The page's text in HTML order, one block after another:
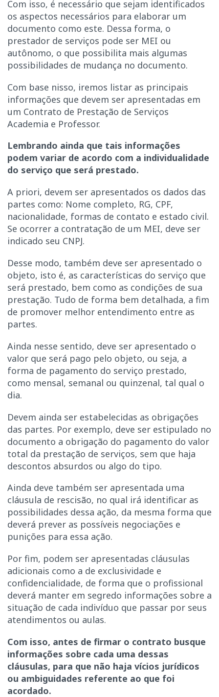
Com isso, é necessário que sejam identificados
os aspectos necessários para elaborar um
documento como este. Dessa forma, o
prestador de serviços pode ser MEI ou
autônomo, o que possibilita mais algumas
possibilidades de mudança no documento.
Com base nisso, iremos listar as principais
informações que devem ser apresentadas em
um Contrato de Prestação de Serviços
Academia e Professor.
Lembrando ainda que tais informações
podem variar de acordo com a individualidade
do serviço que será prestado.
A priori, devem ser apresentados os dados das
partes como: Nome completo, RG, CPF,
nacionalidade, formas de contato e estado civil.
Se ocorrer a contratação de um MEI, deve ser
indicado seu CNPJ.
Desse modo, também deve ser apresentado o
objeto, isto é, as características do serviço que
será prestado, bem como as condições de sua
prestação. Tudo de forma bem detalhada, a fim
de promover melhor entendimento entre as
partes.
Ainda nesse sentido, deve ser apresentado o
valor que será pago pelo objeto, ou seja, a
forma de pagamento do serviço prestado,
como mensal, semanal ou quinzenal, tal qual o
dia.
Devem ainda ser estabelecidas as obrigações
das partes. Por exemplo, deve ser estipulado no
documento a obrigação do pagamento do valor
total da prestação de serviços, sem que haja
descontos absurdos ou algo do tipo.
Ainda deve também ser apresentada uma
cláusula de rescisão, no qual irá identificar as
possibilidades dessa ação, da mesma forma que
deverá prever as possíveis negociações e
punições para essa ação.
Por fim, podem ser apresentadas cláusulas
adicionais como a de exclusividade e
confidencialidade, de forma que o profissional
deverá manter em segredo informações sobre a
situação de cada indivíduo que passar por seus
atendimentos ou aulas.
Com isso, antes de firmar o contrato busque
informações sobre cada uma dessas
cláusulas, para que não haja vícios jurídicos
ou ambiguidades referente ao que foi
acordado.